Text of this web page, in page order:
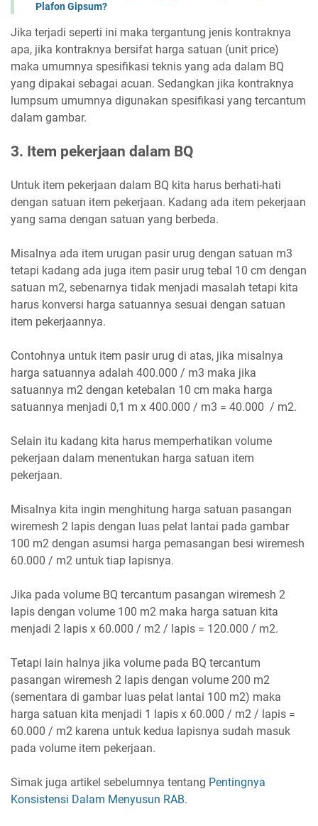
Plafon Gipsum?
Jika terjadi seperti ini maka tergantung jenis kontraknya
apa, jika kontraknya bersifat harga satuan (unit price)
maka umumnya spesifikasi teknis yang ada dalam BQ
yang dipakai sebagai acuan. Sedangkan jika kontraknya
lumpsum umumnya digunakan spesifikasi yang tercantum
dalam gambar.
3. Item pekerjaan dalam BQ
Untuk item pekerjaan dalam BQ kita harus berhati-hati
dengan satuan item pekerjaan. Kadang ada item pekerjaan
yang sama dengan satuan yang berbeda.
Misalnya ada item urugan pasir urug dengan satuan m3
tetapi kadang ada juga item pasir urug tebal 10 cm dengan
satuan m2, sebenarnya tidak menjadi masalah tetapi kita
harus konversi harga satuannya sesuai dengan satuan
item pekerjaannya.
Contohnya untuk item pasir urug di atas, jika misalnya
harga satuannya adalah 400.000 / m3 maka jika
satuannya m2 dengan ketebalan 10 cm maka harga
satuannya menjadi 0,1 m x 400.000 / m3 = 40.000 / m2.
Selain itu kadang kita harus memperhatikan volume
pekerjaan dalam menentukan harga satuan item
pekerjaan.
Misalnya kita ingin menghitung harga satuan pasangan
wiremesh 2 lapis dengan luas pelat lantai pada gambar
100 m2 dengan asumsi harga pemasangan besi wiremesh
60.000 / m2 untuk tiap lapisnya.
Jika pada volume BQ tercantum pasangan wiremesh 2
lapis dengan volume 100 m2 maka harga satuan kita
menjadi 2 lapis x 60.000 / m2 / lapis = 120.000 / m2.
Tetapi lain halnya jika volume pada BQ tercantum
pasangan wiremesh 2 lapis dengan volume 200 m2
(sementara di gambar luas pelat lantai 100 m2) maka
harga satuan kita menjadi 1 lapis x 60.000 / m2 / lapis =
60.000 / m2 karena untuk kedua lapisnya sudah masuk
pada volume item pekerjaan.
Simak juga artikel sebelumnya tentang Pentingnya
Konsistensi Dalam Menyusun RAB.